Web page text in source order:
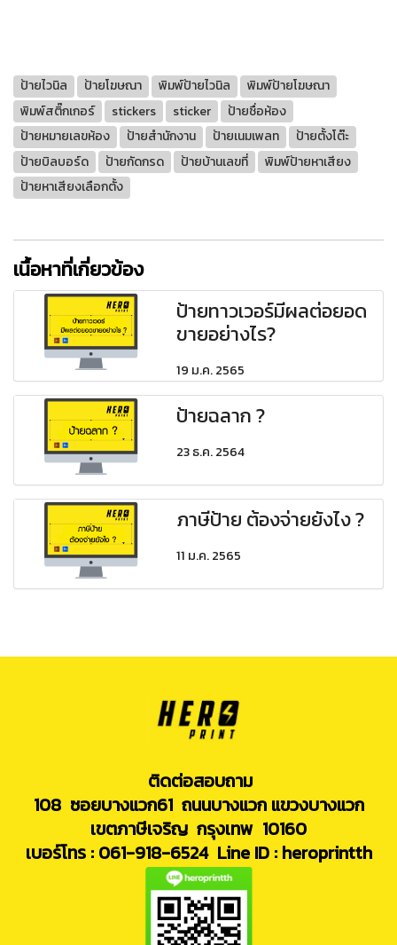
ป้ายไวนิล ป้ายโฆษณา พิมพ์ป้ายไวนิล
พิมพ์ป้ายโฆษณา
พิมพ์สติ๊กเกอร์
stickers sticker
ป้ายชื่อห้อง
ป้ายหมายเลขห้อง
ป้ายสำนักงาน ป้ายเนมเพลท
ป้ายตั้งโต๊ะ
ป้ายบิลบอร์ด
ป้ายกัดกรด ป้ายบ้านเลขที่
พิมพ์ป้ายหาเสียง
ป้ายหาเสียงเลือกตั้ง
เนื้อหาที่เกี่ยวข้อง
ป้ายทาวเวอร์มีผลต่อยอด
ขายอย่างไร?
19 ม.ค. 2565
ป้ายฉลาก ?
23 ธ.ค. 2564
ภาษีป้าย ต้องจ่ายยังไง ?
11 ม.ค. 2565
ติดต่อสอบถาม
108 ซอยบางแวก61 ถนนบางแวก แขวงบางแวก
เขตภาษีเจริญ กรุงเทพ 10160
เบอร์โทร : 061-918-6524 Line ID : heroprintth